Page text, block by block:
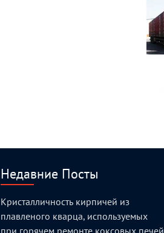
Недавние Посты
Кристалличность кирпичей из
плавленого кварца, используемых